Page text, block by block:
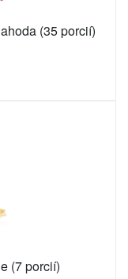
(35 porcií)
(7 porcií)